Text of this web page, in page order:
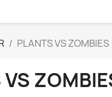
PLANTS VS ZOMBIES